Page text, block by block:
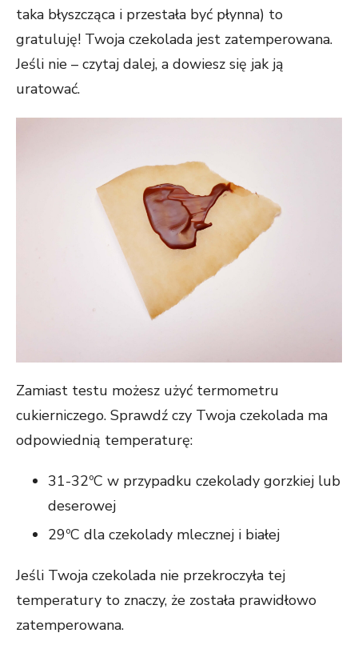
taka błyszcząca i przestała być płynna) to
gratuluję! Twoja czekolada jest zatemperowana.
Jeśli nie – czytaj dalej, a dowiesz się jak ją
uratować.
Zamiast testu możesz użyć termometru
cukierniczego. Sprawdź czy Twoja czekolada ma
odpowiednią temperaturę:
31-32ºC w przypadku czekolady gorzkiej lub
deserowej
29ºC dla czekolady mlecznej i białej
Jeśli Twoja czekolada nie przekroczyła tej
temperatury to znaczy, że została prawidłowo
zatemperowana.